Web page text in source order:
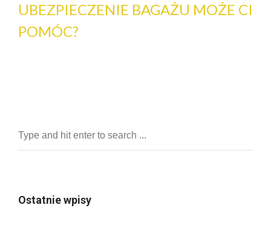
UBEZPIECZENIE BAGAŻU MOŻE CI
POMÓC?
Ostatnie wpisy